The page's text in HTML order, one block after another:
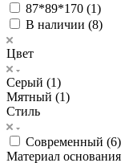
87*89*170 (1)
В наличии (8)
Цвет
Серый (1)
Мятный (1)
Стиль
Современный (6)
Материал основания